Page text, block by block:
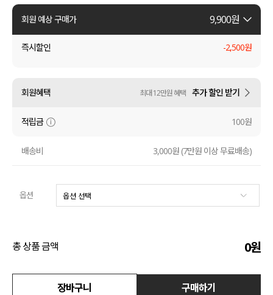
셔츠
원피스
수영복
아우터
코디템
회원 예상 구매가 9,900원
즉시할인 -2,500원
회원혜택 최대 12만원 혜택 추가 할인 받기
적립금 100원
배송비 3,000원 (7만원 이상 무료배송)
옵션
총 상품 금액 0원
장바구니 구매하기